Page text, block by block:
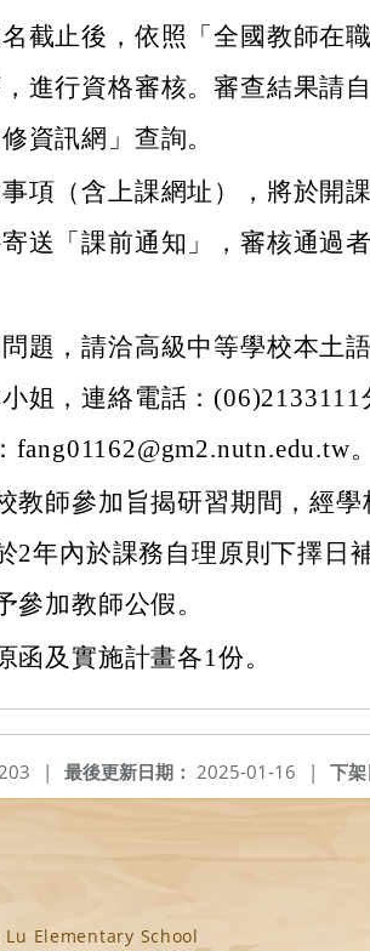
截止後，依照「全國教師在
進行資格審核。審查結果請
資訊網」查詢。
項（含上課網址），將於開
送「課前通知」，審核通過
題，請洽高級中等學校本土
姐，連絡電話：(06)2133111
。
教師參加旨揭研習期間，經學
2年內於課務自理原則下擇日
參加教師公假。
函及實施計畫各1份。
下架
最後更新日期： 2025-01-16 |
|
Lu Elementary School